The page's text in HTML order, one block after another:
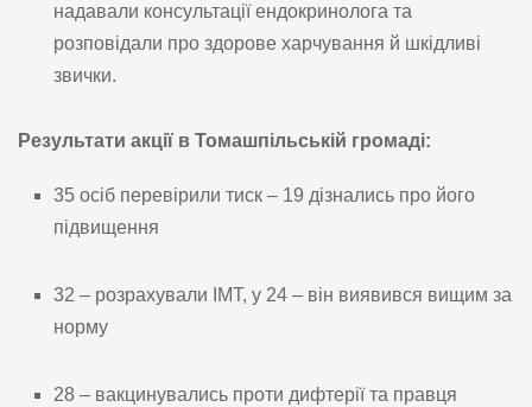
надавали консультації ендокринолога та
розповідали про здорове харчування й шкідливі
звички.
Результати акції в Томашпільській громаді:
35 осіб перевірили тиск – 19 дізнались про його
підвищення
32 – розрахували ІМТ, у 24 – він виявився вищим за
норму
28 – вакцинувались проти дифтерії та правця